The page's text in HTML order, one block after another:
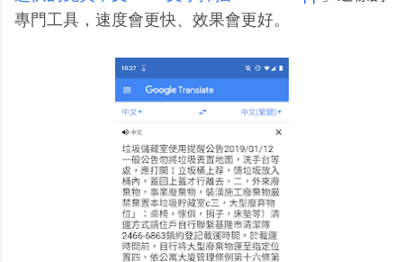
專門工具，速度會更快、效果會更好。